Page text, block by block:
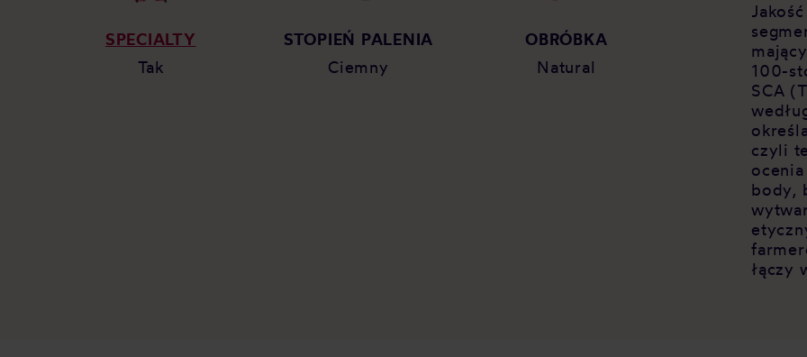
SPECIALTY
Tak
STOPIEŃ PALENIA
Ciemny
OBRÓBKA
Natural
100-
SCA
czyli
body,
łączy